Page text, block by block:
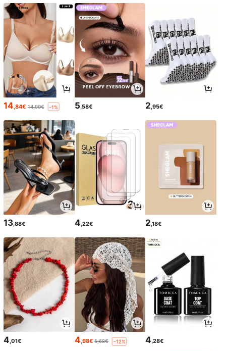
14 ,84€ 14,99€ -1% 5 ,58€ 2 ,95€
13,88€ 4,22€ 2,18€
4,01€ 4,98€ 5,68€ -12% 4,28€